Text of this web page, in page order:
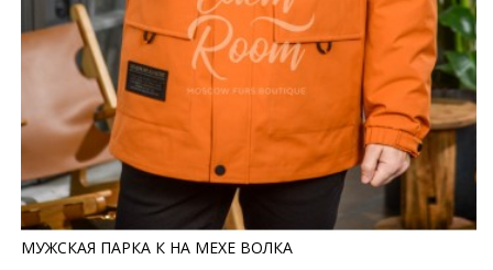
МУЖСКАЯ ПАРКА К НА МЕХЕ ВОЛКА